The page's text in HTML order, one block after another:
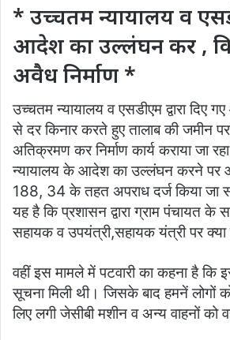
* उच्चतम न्यायालय व
आदेश का उल्लंघन कर ,
अवैध निर्माण *
उच्चतम न्यायालय व एसडीएम द्वारा दिए
से दर किनार करते हुए तालाब की जमीन
अतिक्रमण कर निर्माण कार्य कराया जा
न्यायालय के आदेश का उल्लंघन करने पर
188, 34 के तहत अपराध दर्ज किया
यह है कि प्रशासन द्वारा ग्राम पंचायत के
सहायक व उपयंत्री,सहायक यंत्री पर क्या
वहीं इस मामले में पटवारी का कहना है कि
सूचना मिली थी। जिसके बाद हमनें
लिए लगी जेसीबी मशीन व अन्य वाहनों को